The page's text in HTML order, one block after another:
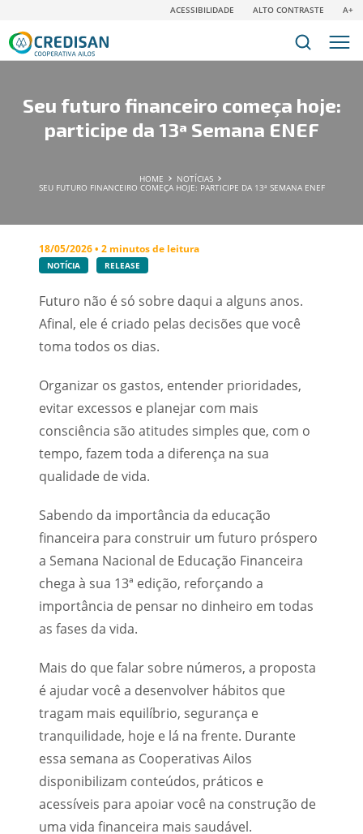
ACESSIBILIDADE ALTO CONTRASTE A+
Seu futuro financeiro começa hoje:
participe da 13ª Semana ENEF
HOME
NOTÍCIAS
SEU FUTURO FINANCEIRO COMEÇA HOJE: PARTICIPE DA 13ª SEMANA ENEF
18/05/2026 • 2 minutos de leitura
NOTÍCIA RELEASE
Futuro não é só sobre daqui a alguns anos.
Afinal, ele é criado pelas decisões que você
toma todos os dias.
Organizar os gastos, entender prioridades,
evitar excessos e planejar com mais
consciência são atitudes simples que, com o
tempo, fazem toda a diferença na sua
qualidade de vida.
Sabendo da importância da educação
financeira para construir um futuro próspero
a Semana Nacional de Educação Financeira
chega à sua 13ª edição, reforçando a
importância de pensar no dinheiro em todas
as fases da vida.
Mais do que falar sobre números, a proposta
é ajudar você a desenvolver hábitos que
tragam mais equilíbrio, segurança e
tranquilidade, hoje e lá na frente. Durante
essa semana as Cooperativas Ailos
disponibilizam conteúdos, práticos e
acessíveis para apoiar você na construção de
uma vida financeira mais saudável.